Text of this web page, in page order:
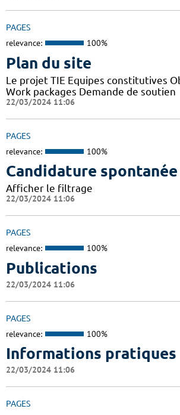
PAGES
relevance: 100%
Plan du site
Le projet TIE Equipes constitutives
Work packages Demande de soutien
22/03/2024 11:06
PAGES
relevance: 100%
Candidature spontanée
Afficher le filtrage
22/03/2024 11:06
PAGES
relevance: 100%
Publications
22/03/2024 11:06
PAGES
relevance: 100%
Informations pratiques
22/03/2024 11:06
PAGES